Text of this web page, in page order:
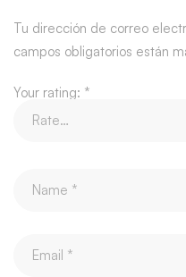
Tu dirección de correo
campos obligatorios están
Your rating: *